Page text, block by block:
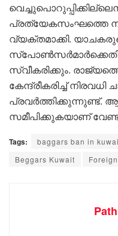
പ്രത്യേകസംഘത്തെ
വ്യക്തമാക്കി.
സ്വീകരിക്കും.
കേന്ദ്രീകരിച്ച്
പ്രവർത്തിക്കുന്നുണ്ട്.
സമീപിക്കുകയാണ്
Tags: baggars ban in
Beggars Kuwait